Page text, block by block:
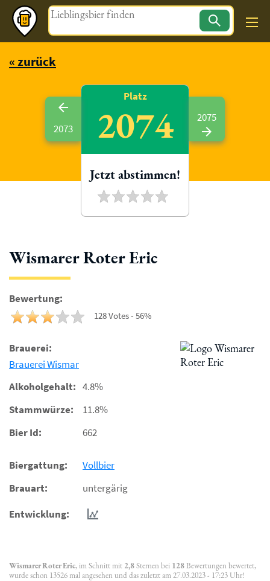
Magazin
« zurück
Wismarer Roter Eric
Bewertung:
128 Votes - 56%
Brauerei:
Brauerei Wismar
Alkoholgehalt: 4.8%
Stammwürze:
11.8%
Bier Id:
662
Biergattung:
Vollbier
Brauart:
untergärig
Entwicklung:
Wismarer Roter Eric, im Schnitt mit 2,8Sternen bei 128Bewertungen bewertet,
wurde schon 13526 mal angesehen und das zuletzt am 27.03.2023 - 17:23 Uhr!
2073
Platz
2074
Jetzt abstimmen!
2075